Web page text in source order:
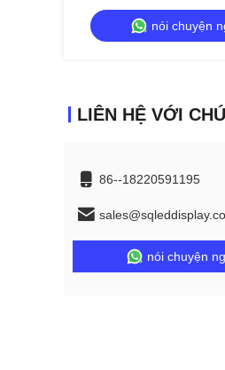
nói chuyện
86--18220591195
nói chuyện